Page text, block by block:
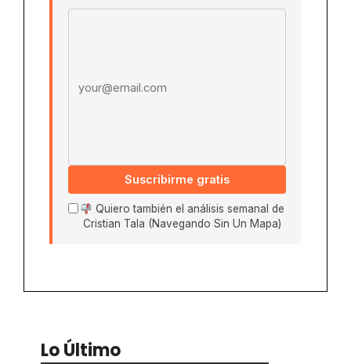
Suscribirme gratis
Quiero también el análisis semanal de
Cristian Tala (Navegando Sin Un Mapa)
Lo Último